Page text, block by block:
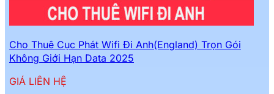
Cho Thuê Cục Phát Wifi Đi Anh(England) Trọn Gói
Không Giới Hạn Data 2025
GIÁ LIÊN HỆ